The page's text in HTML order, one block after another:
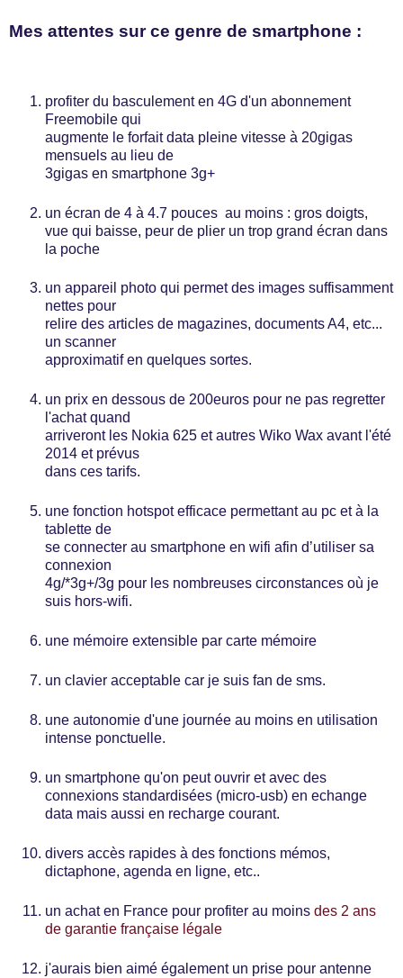
Mes attentes sur ce genre de smartphone :
profiter du basculement en 4G d'un abonnement
Freemobile qui
augmente le forfait data pleine vitesse à 20gigas
mensuels au lieu de
3gigas en smartphone 3g+
un écran de 4 à 4.7 pouces au moins : gros doigts,
vue qui baisse, peur de plier un trop grand écran dans
la poche
un appareil photo qui permet des images suffisamment
nettes pour
relire des articles de magazines, documents A4, etc...
un scanner
approximatif en quelques sortes.
un prix en dessous de 200euros pour ne pas regretter
l'achat quand
arriveront les Nokia 625 et autres Wiko Wax avant l'été
2014 et prévus
dans ces tarifs.
une fonction hotspot efficace permettant au pc et à la
tablette de
se connecter au smartphone en wifi afin d’utiliser sa
connexion
4g/*3g+/3g pour les nombreuses circonstances où je
suis hors-wifi.
une mémoire extensible par carte mémoire
un clavier acceptable car je suis fan de sms.
une autonomie d'une journée au moins en utilisation
intense ponctuelle.
un smartphone qu'on peut ouvrir et avec des
connexions standardisées (micro-usb) en echange
data mais aussi en recharge courant.
divers accès rapides à des fonctions mémos,
dictaphone, agenda en ligne, etc..
un achat en France pour profiter au moins des 2 ans
de garantie française légale
j'aurais bien aimé également un prise pour antenne